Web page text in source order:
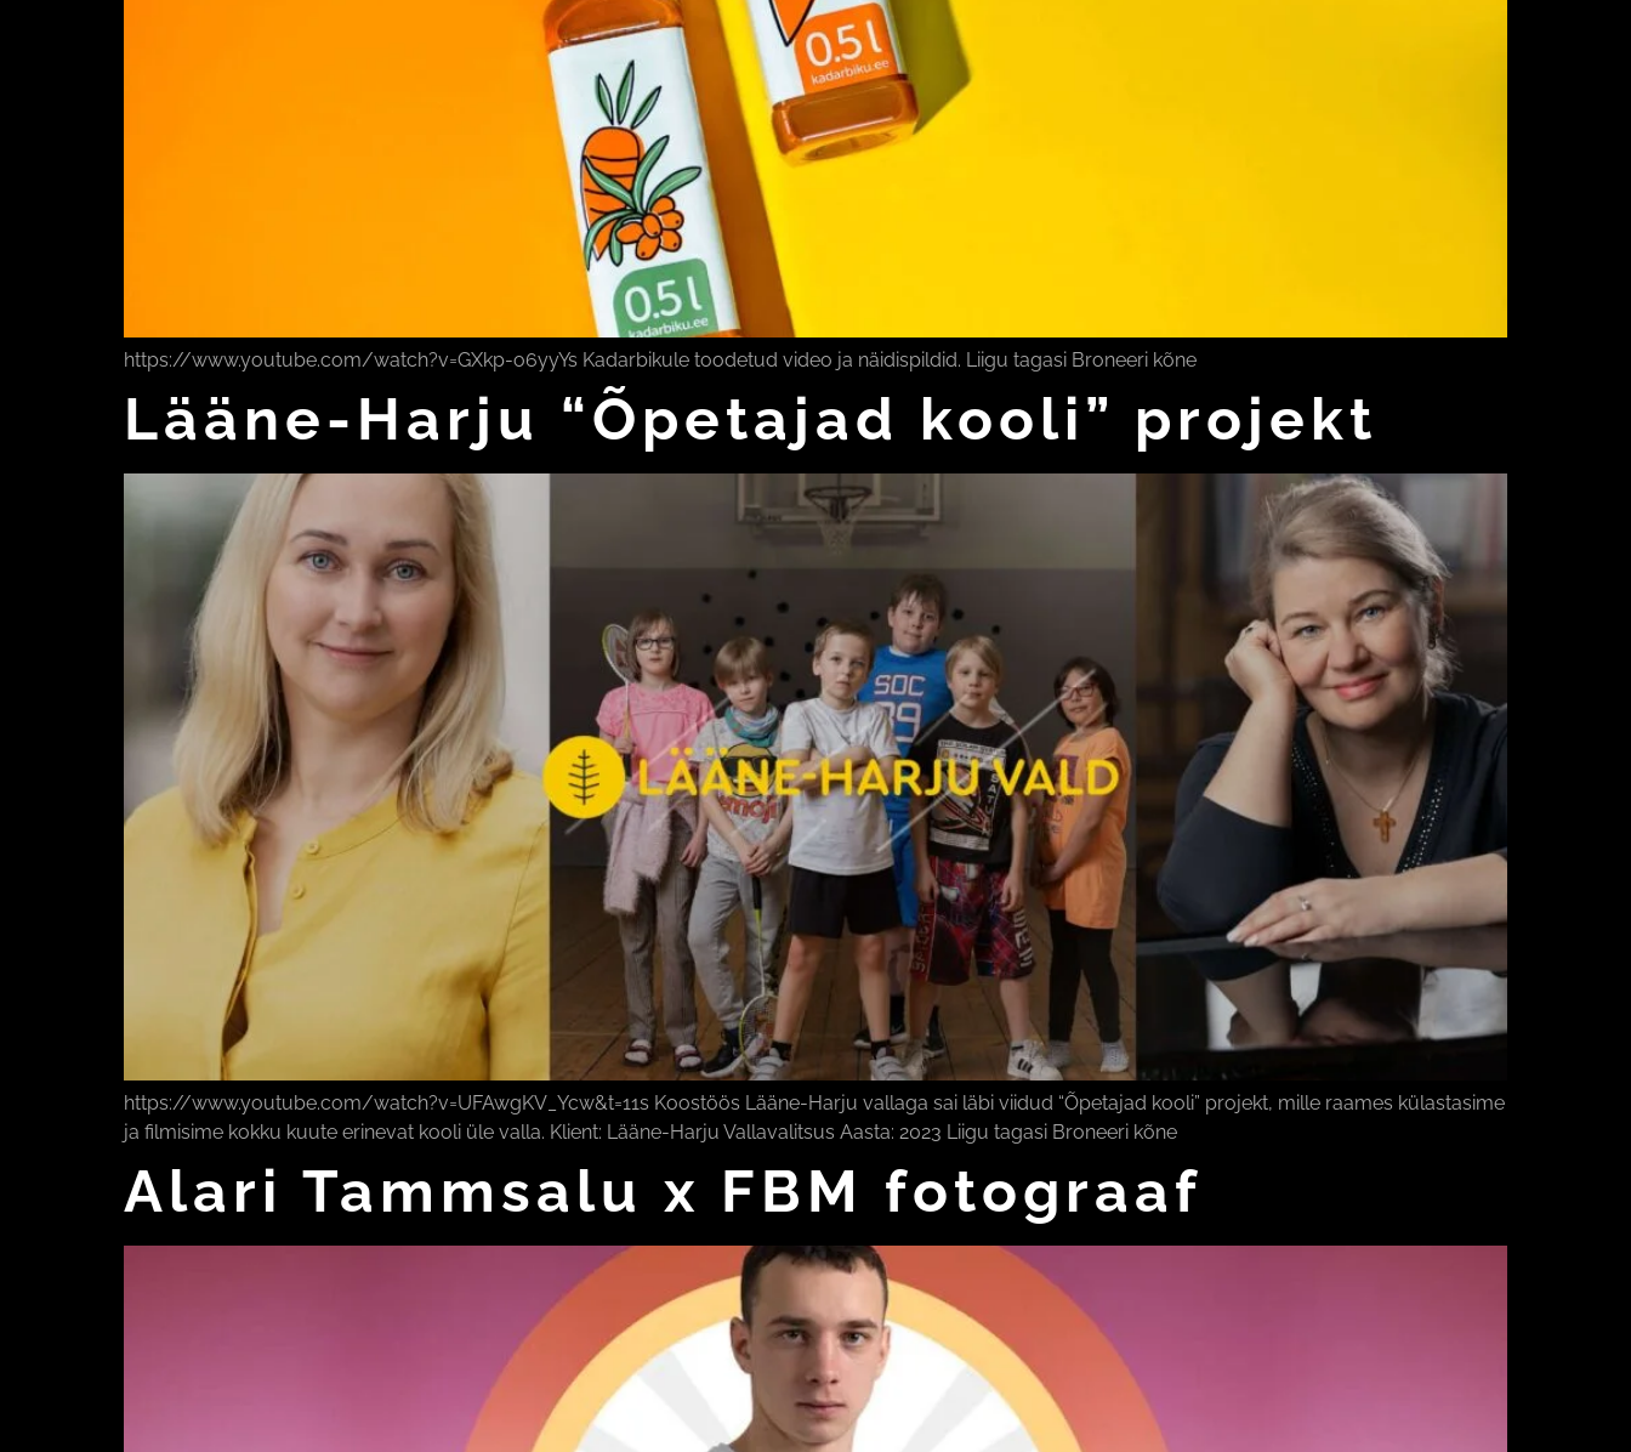
https://www.youtube.com/watch?v=GXkp-o6yyYs Kadarbikule toodetud video ja näidispildid. Liigu tagasi Broneeri kõne
Lääne-Harju “Õpetajad kooli” projekt
https://www.youtube.com/watch?v=UFAwgKV_Ycw&t=11s Koostöös Lääne-Harju vallaga sai läbi viidud “Õpetajad kooli” projekt, mille raames külastasime
ja filmisime kokku kuute erinevat kooli üle valla. Klient: Lääne-Harju Vallavalitsus Aasta: 2023 Liigu tagasi Broneeri kõne
Alari Tammsalu x FBM fotograaf